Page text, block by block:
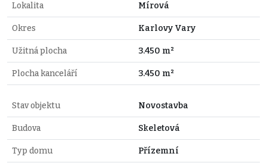
Lokalita Mírová
Okres Karlovy Vary
Užitná plocha 3.450 m²
Plocha kanceláří 3.450 m²
Stav objektu Novostavba
Budova Skeletová
Typ domu Přízemní